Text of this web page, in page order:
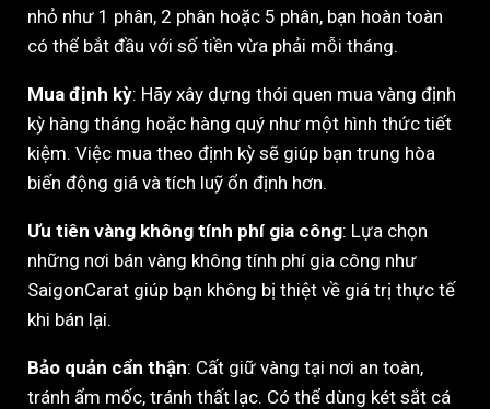
nhỏ như 1 phân, 2 phân hoặc 5 phân, bạn hoàn toàn
có thể bắt đầu với số tiền vừa phải mỗi tháng.
Mua định kỳ: Hãy xây dựng thói quen mua vàng định
kỳ hàng tháng hoặc hàng quý như một hình thức tiết
kiệm. Việc mua theo định kỳ sẽ giúp bạn trung hòa
biến động giá và tích luỹ ổn định hơn.
Ưu tiên vàng không tính phí gia công: Lựa chọn
những nơi bán vàng không tính phí gia công như
SaigonCarat giúp bạn không bị thiệt về giá trị thực tế
khi bán lại.
Bảo quản cẩn thận: Cất giữ vàng tại nơi an toàn,
tránh ẩm mốc, tránh thất lạc. Có thể dùng két sắt cá